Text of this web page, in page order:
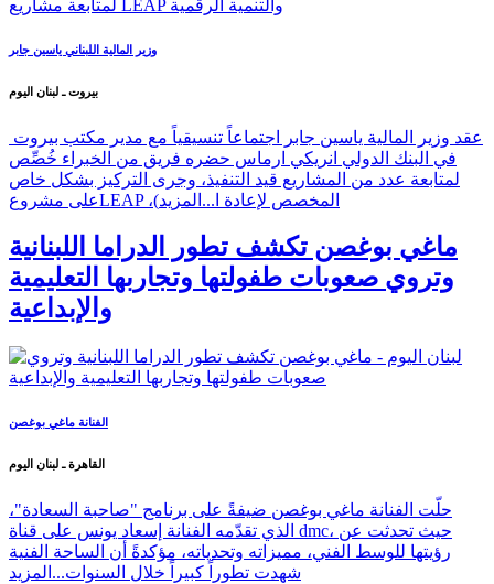
وزير المالية اللبناني ياسين جابر
بيروت ـ لبنان اليوم
في البنك الدولي انريكي ارماس حضره فريق من الخبراء خُصِّص
لمتابعة عدد من المشاريع قيد التنفيذ، وجرى التركيز بشكل خاص
على مشروعLEAP ،(المخصص لإعادة ا... المزيد
ماغي بوغصن تكشف تطور الدراما اللبنانية
وتروي صعوبات طفولتها وتجاربها التعليمية
والإبداعية
الفنانة ماغي بوغصن
القاهرة ـ لبنان اليوم
حلّت الفنانة ماغي بوغصن ضيفةً على برنامج "صاحبة السعادة"،
الذي تقدّمه الفنانة إسعاد يونس على قناة dmc، حيث تحدثت عن
رؤيتها للوسط الفني، مميزاته وتحدياته، مؤكدةً أن الساحة الفنية
شهدت تطوراً كبيراً خلال السنوات... المزيد